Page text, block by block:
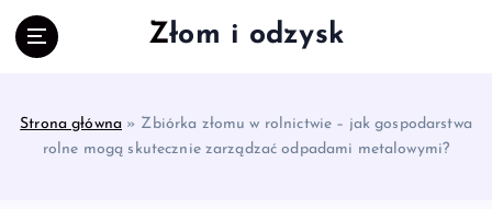
Złom i odzysk
Strona główna » Zbiórka złomu w rolnictwie – jak gospodarstwa
rolne mogą skutecznie zarządzać odpadami metalowymi?